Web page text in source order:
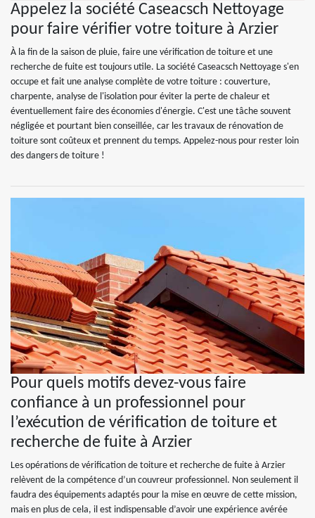
Appelez la société Caseacsch Nettoyage
pour faire vérifier votre toiture à Arzier
À la fin de la saison de pluie, faire une vérification de toiture et une
recherche de fuite est toujours utile. La société Caseacsch Nettoyage s'en
occupe et fait une analyse complète de votre toiture : couverture,
charpente, analyse de l'isolation pour éviter la perte de chaleur et
éventuellement faire des économies d'énergie. C'est une tâche souvent
négligée et pourtant bien conseillée, car les travaux de rénovation de
toiture sont coûteux et prennent du temps. Appelez-nous pour rester loin
des dangers de toiture !
Pour quels motifs devez-vous faire
confiance à un professionnel pour
l’exécution de vérification de toiture et
recherche de fuite à Arzier
Les opérations de vérification de toiture et recherche de fuite à Arzier
relèvent de la compétence d’un couvreur professionnel. Non seulement il
faudra des équipements adaptés pour la mise en œuvre de cette mission,
mais en plus de cela, il est indispensable d’avoir une expérience avérée